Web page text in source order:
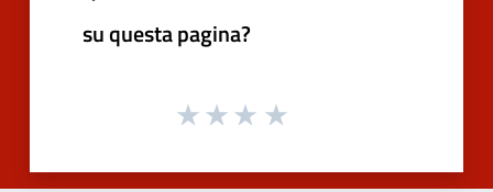
su questa pagina?